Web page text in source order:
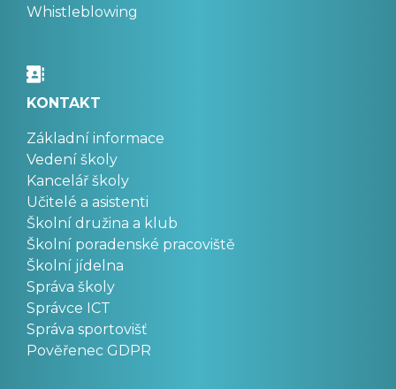
Whistleblowing
KONTAKT
Základní informace
Vedení školy
Kancelář školy
Učitelé a asistenti
Školní družina a klub
Školní poradenské pracoviště
Školní jídelna
Správa školy
Správce ICT
Správa sportovišť
Pověřenec GDPR